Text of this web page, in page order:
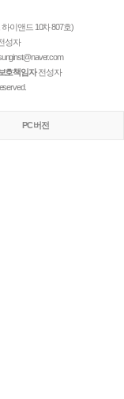
이앤드 10차 807호)
성자
호책임자전성자
PC 버전